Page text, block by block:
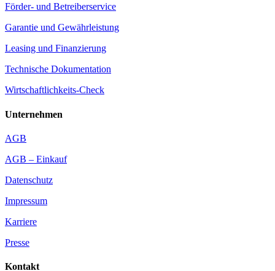
Förder- und Betreiberservice
Garantie und Gewährleistung
Leasing und Finanzierung
Technische Dokumentation
Wirtschaftlichkeits-Check
Unternehmen
AGB
AGB – Einkauf
Datenschutz
Impressum
Karriere
Presse
Kontakt